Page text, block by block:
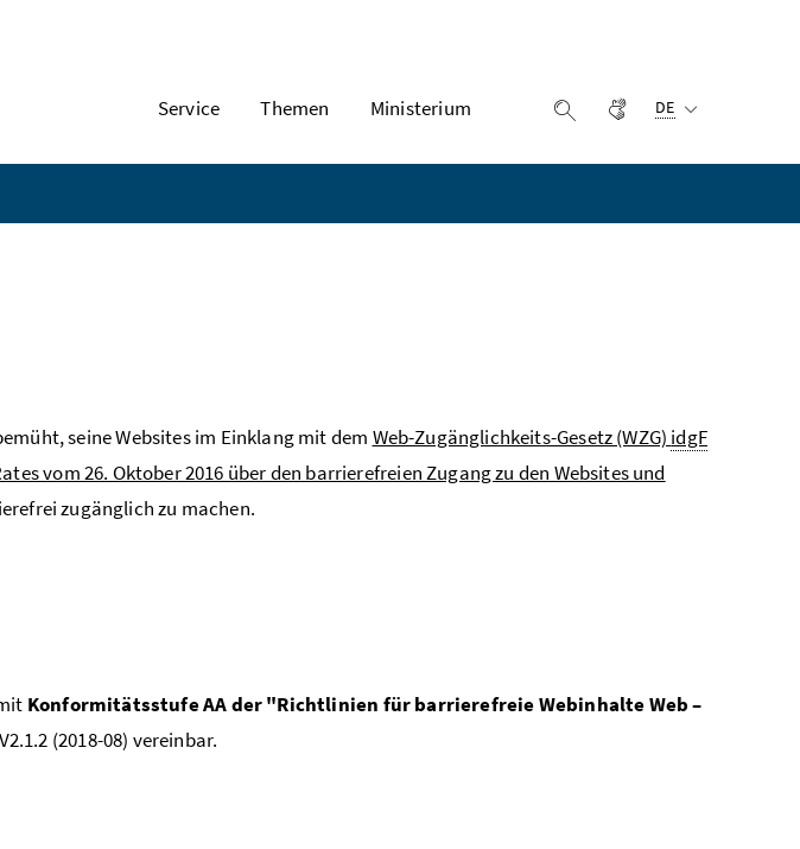
Service Themen Ministerium Suche einblenden
Gebärdensprache
DE
seineWebsitesim Einklang mit dem Web-Zugänglichkeits-Gesetz (WZG) idgF
vom 26. Oktober 2016 über den barrierefreien Zugang zu den Websites und
zugänglich zu machen.
Konformitätsstufe AA der "Richtlinien für barrierefreie Webinhalte Web –
(2018-08) vereinbar.